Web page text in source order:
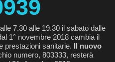
7.30 alle 19.30 il sabato dalle
1° novembre 2018 cambia il
prestazioni sanitarie. Il nuovo
numero, 803333, resterà